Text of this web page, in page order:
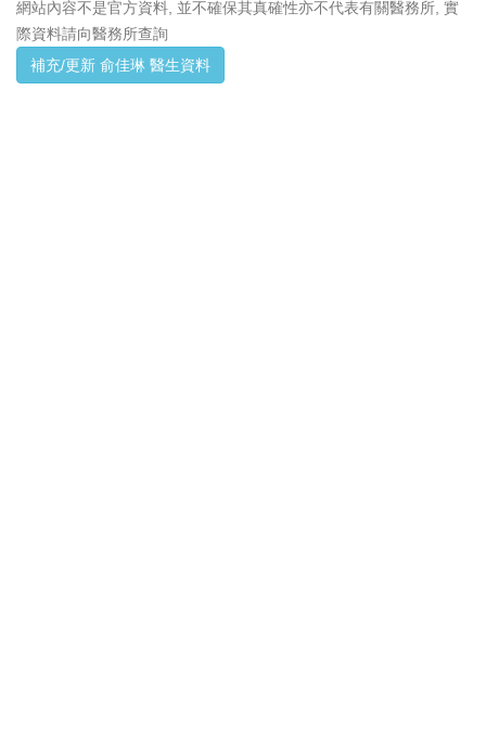
網站內容不是官方資料, 並不確保其真確性亦不代表有關醫務所, 實
際資料請向醫務所查詢
補充/更新 俞佳琳 醫生資料